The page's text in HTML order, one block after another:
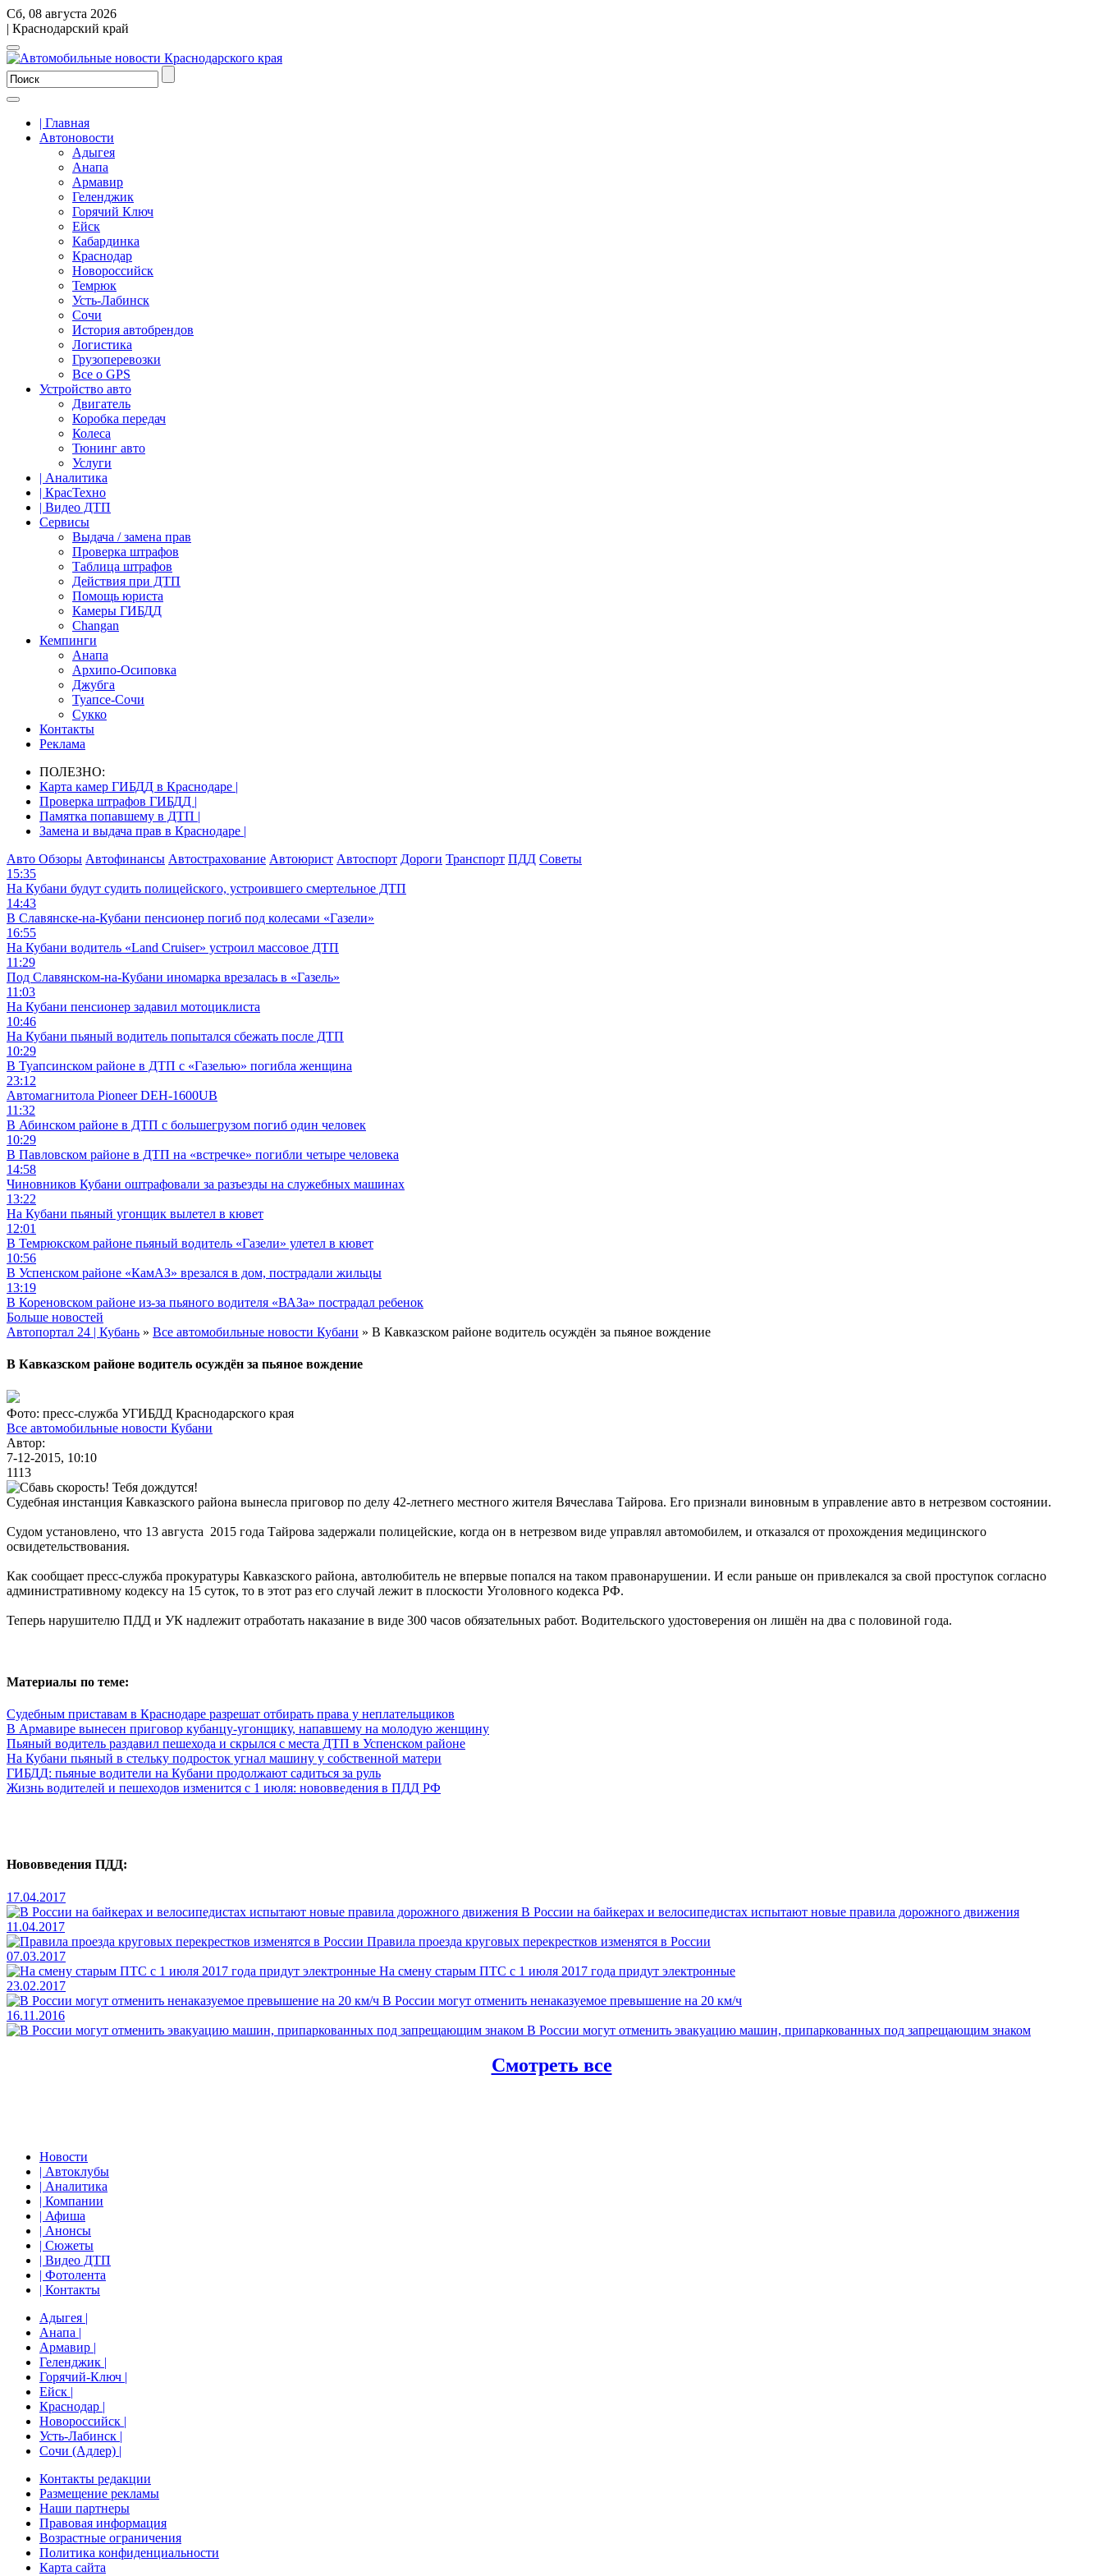
Сб, 08 августа 2026
| Краснодарский край
| Главная
Автоновости
Адыгея
Анапа
Армавир
Геленджик
Горячий Ключ
Ейск
Кабардинка
Краснодар
Новороссийск
Темрюк
Усть-Лабинск
Сочи
История автобрендов
Логистика
Грузоперевозки
Все о GPS
Устройство авто
Двигатель
Коробка передач
Колеса
Тюнинг авто
Услуги
| Аналитика
| КрасТехно
| Видео ДТП
Сервисы
Выдача / замена прав
Проверка штрафов
Таблица штрафов
Действия при ДТП
Помощь юриста
Камеры ГИБДД
Сhangan
Кемпинги
Анапа
Архипо-Осиповка
Джубга
Туапсе-Сочи
Сукко
Контакты
Реклама
ПОЛЕЗНО:
Карта камер ГИБДД в Краснодаре |
Проверка штрафов ГИБДД |
Памятка попавшему в ДТП |
Замена и выдача прав в Краснодаре |
Авто Обзоры Автофинансы Автострахование Автоюрист Автоспорт Дороги Транспорт ПДД Советы
15:35
На Кубани будут судить полицейского, устроившего смертельное ДТП
14:43
В Славянске-на-Кубани пенсионер погиб под колесами «Газели»
16:55
На Кубани водитель «Land Cruiser» устроил массовое ДТП
11:29
Под Славянском-на-Кубани иномарка врезалась в «Газель»
11:03
На Кубани пенсионер задавил мотоциклиста
10:46
На Кубани пьяный водитель попытался сбежать после ДТП
10:29
В Туапсинском районе в ДТП с «Газелью» погибла женщина
23:12
Автомагнитола Pioneer DEH-1600UB
11:32
В Абинском районе в ДТП с большегрузом погиб один человек
10:29
В Павловском районе в ДТП на «встречке» погибли четыре человека
14:58
Чиновников Кубани оштрафовали за разъезды на служебных машинах
13:22
На Кубани пьяный угонщик вылетел в кювет
12:01
В Темрюкском районе пьяный водитель «Газели» улетел в кювет
10:56
В Успенском районе «КамАЗ» врезался в дом, пострадали жильцы
13:19
В Кореновском районе из-за пьяного водителя «ВАЗа» пострадал ребенок
Больше новостей
Автопортал 24 | Кубань » Все автомобильные новости Кубани » В Кавказском районе водитель осуждён за пьяное вождение
В Кавказском районе водитель осуждён за пьяное вождение
Фото: пресс-служба УГИБДД Краснодарского края
Все автомобильные новости Кубани
Автор:
7-12-2015, 10:10
1113
Судебная инстанция Кавказского района вынесла приговор по делу 42-летнего местного жителя Вячеслава Тайрова. Его признали виновным в управление авто в нетрезвом состоянии.
Судом установлено, что 13 августа 2015 года Тайрова задержали полицейские, когда он в нетрезвом виде управлял автомобилем, и отказался от прохождения медицинского
освидетельствования.
Как сообщает пресс-служба прокуратуры Кавказского района, автолюбитель не впервые попался на таком правонарушении. И если раньше он привлекался за свой проступок согласно
административному кодексу на 15 суток, то в этот раз его случай лежит в плоскости Уголовного кодекса РФ.
Теперь нарушителю ПДД и УК надлежит отработать наказание в виде 300 часов обязательных работ. Водительского удостоверения он лишён на два с половиной года.
Материалы по теме:
Судебным приставам в Краснодаре разрешат отбирать права у неплательщиков
В Армавире вынесен приговор кубанцу-угонщику, напавшему на молодую женщину
Пьяный водитель раздавил пешехода и скрылся с места ДТП в Успенском районе
На Кубани пьяный в стельку подросток угнал машину у собственной матери
ГИБДД: пьяные водители на Кубани продолжают садиться за руль
Жизнь водителей и пешеходов изменится с 1 июля: нововведения в ПДД РФ
Нововведения ПДД:
17.04.2017
В России на байкерах и велосипедистах испытают новые правила дорожного движения
11.04.2017
Правила проезда круговых перекрестков изменятся в России
07.03.2017
На смену старым ПТС с 1 июля 2017 года придут электронные
23.02.2017
В России могут отменить ненаказуемое превышение на 20 км/ч
16.11.2016
В России могут отменить эвакуацию машин, припаркованных под запрещающим знаком
Смотреть все
Новости
| Автоклубы
| Аналитика
| Компании
| Афиша
| Анонсы
| Сюжеты
| Видео ДТП
| Фотолента
| Контакты
Адыгея |
Анапа |
Армавир |
Геленджик |
Горячий-Ключ |
Ейск |
Краснодар |
Новороссийск |
Усть-Лабинск |
Сочи (Адлер) |
Контакты редакции
Размещение рекламы
Наши партнеры
Правовая информация
Возрастные ограничения
Политика конфиденциальности
Карта сайта